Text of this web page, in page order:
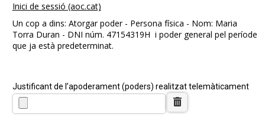
Inici de sessió (aoc.cat)
Un cop a dins: Atorgar poder - Persona física - Nom: Maria
Torra Duran - DNI núm. 47154319H i poder general pel període
que ja està predeterminat.
Justificant de l’apoderament (poders) realitzat telemàticament